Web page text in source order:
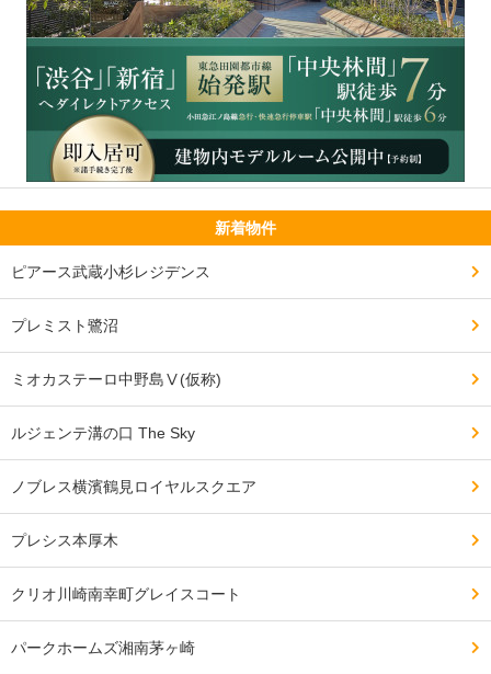
新着物件
ピアース武蔵小杉レジデンス
プレミスト鷺沼
ミオカステーロ中野島Ⅴ(仮称)
ルジェンテ溝の口 The Sky
ノブレス横濱鶴見ロイヤルスクエア
プレシス本厚木
クリオ川崎南幸町グレイスコート
パークホームズ湘南茅ヶ崎